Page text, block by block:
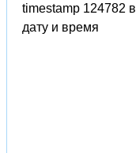
timestamp 124782 в
дату и время